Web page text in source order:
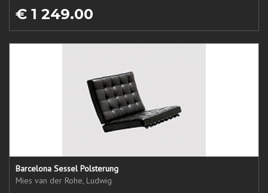
€ 1 249.00
Barcelona Sessel Polsterung
Mies van der Rohe, Ludwig